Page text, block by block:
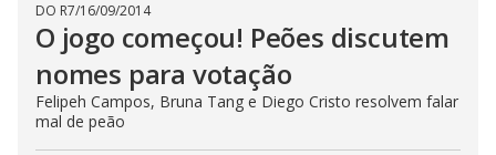
DO R7/16/09/2014
O jogo começou! Peões discutem
nomes para votação
Felipeh Campos, Bruna Tang e Diego Cristo resolvem falar
mal de peão